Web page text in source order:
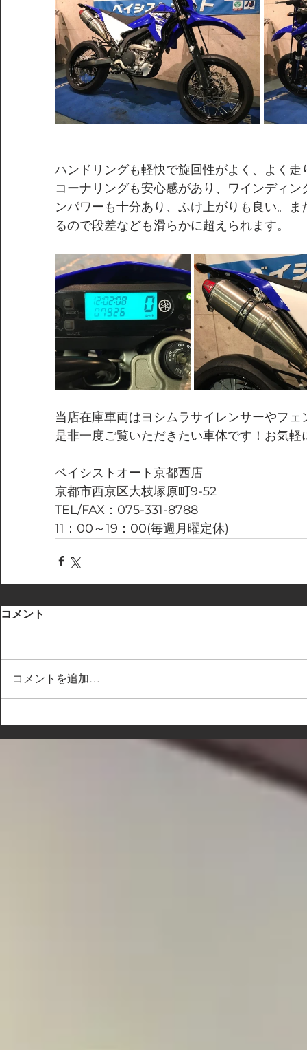
ハンドリングも軽快で旋回性がよく、よく
コーナリングも安心感があり、ワインディ
ンパワーも十分あり、ふけ上がりも良い。
るので段差なども滑らかに超えられます。
当店在庫車両はヨシムラサイレンサーやフ
是非一度ご覧いただきたい車体です！お気
ベイシストオート京都西店
京都市西京区大枝塚原町9-52
TEL/FAX：075-331-8788
11：00～19：00(毎週月曜定休)
コメント
コメントを追加…